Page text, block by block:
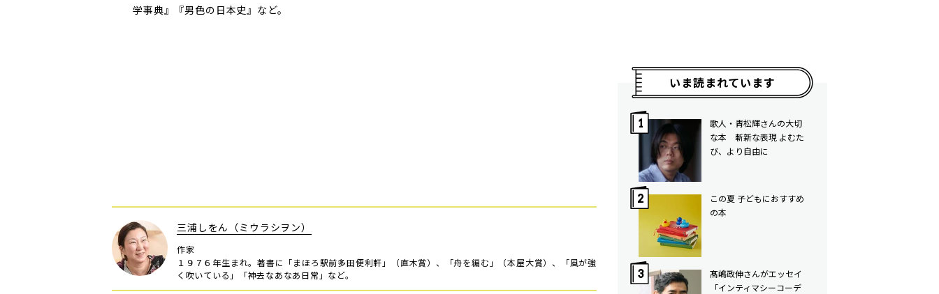
学事典』『男色の日本史』など。
三浦しをん（ミウラシヲン）
作家
１９７６年生まれ。著書に「まほろ駅前多田便利軒」（直木賞）、「舟を編む」（本屋大賞）、「風が強
く吹いている」「神去なあなあ日常」など。
いま読まれています
歌人・青松輝さんの大切
な本 斬新な表現 よむた
び、より自由に
この夏 子どもにおすすめ
の本
髙嶋政伸さんがエッセイ
「インティマシーコーデ